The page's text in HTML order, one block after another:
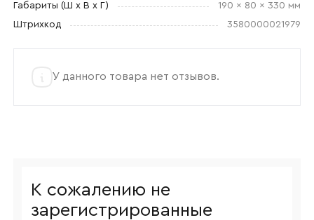
Габариты (Ш x В x Г)
190 x 80 x 330 мм
Штрихкод
3580000021979
У данного товара нет отзывов.
К сожалению не
зарегистрированные